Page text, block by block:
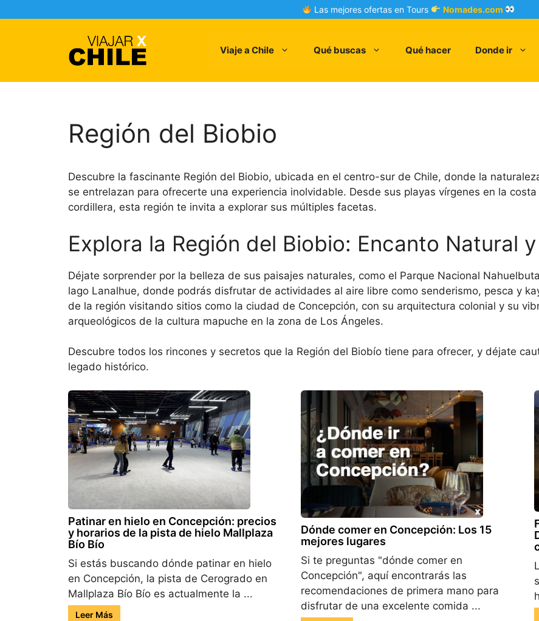
to
Las mejores ofertas en Tours Nomades.com
Viaje a Chile Qué buscas Qué hacer Donde ir
Región del Biobio
Descubre la fascinante Región del Biobio, ubicada en el centro-sur de Chile, donde la
se entrelazan para ofrecerte una experiencia inolvidable. Desde sus playas vírgenes en la
cordillera, esta región te invita a explorar sus múltiples facetas.
Explora la Región del Biobio: Encanto Natural
Déjate sorprender por la belleza de sus paisajes naturales, como el Parque Nacional
lago Lanalhue, donde podrás disfrutar de actividades al aire libre como senderismo, pesca y
de la región visitando sitios como la ciudad de Concepción, con su arquitectura colonial y su
arqueológicos de la cultura mapuche en la zona de Los Ángeles.
Descubre todos los rincones y secretos que la Región del Biobío tiene para ofrecer, y déjate
legado histórico.
Patinar en hielo en Concepción: precios
y horarios de la pista de hielo Mallplaza
Bío Bío
Si estás buscando dónde patinar en hielo
en Concepción, la pista de Cerogrado en
Mallplaza Bío Bío es actualmente la ...
Leer Más
Dónde comer en Concepción: Los 15
mejores lugares
Si te preguntas "dónde comer en
Concepción", aquí encontrarás las
recomendaciones de primera mano para
disfrutar de una excelente comida ...